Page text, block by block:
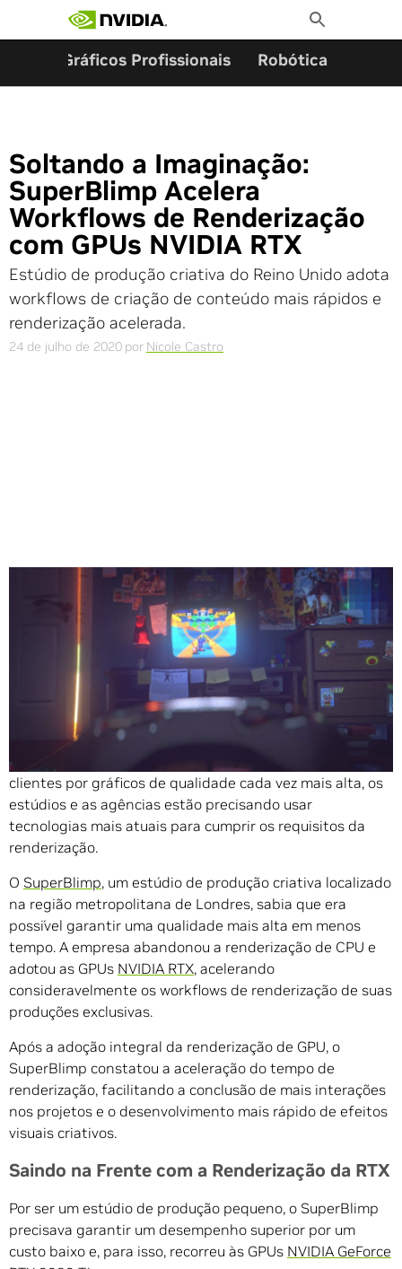
Toggle
Search
Gráficos Profissionais Robótica
Soltando a Imaginação:
SuperBlimp Acelera
Workflows de Renderização
com GPUs NVIDIA RTX
Estúdio de produção criativa do Reino Unido adota
workflows de criação de conteúdo mais rápidos e
renderização acelerada.
24 de julho de 2020 por Nicole Castro
A renderização é uma parte fundamental do workflow de
design. Porém, devido à expectativa do público e dos
clientes por gráficos de qualidade cada vez mais alta, os
estúdios e as agências estão precisando usar
tecnologias mais atuais para cumprir os requisitos da
renderização.
O SuperBlimp, um estúdio de produção criativa localizado
na região metropolitana de Londres, sabia que era
possível garantir uma qualidade mais alta em menos
tempo. A empresa abandonou a renderização de CPU e
adotou as GPUs NVIDIA RTX, acelerando
consideravelmente os workflows de renderização de suas
produções exclusivas.
Após a adoção integral da renderização de GPU, o
SuperBlimp constatou a aceleração do tempo de
renderização, facilitando a conclusão de mais interações
nos projetos e o desenvolvimento mais rápido de efeitos
visuais criativos.
Saindo na Frente com a Renderização da RTX
Por ser um estúdio de produção pequeno, o SuperBlimp
precisava garantir um desempenho superior por um
custo baixo e, para isso, recorreu às GPUs NVIDIA GeForce